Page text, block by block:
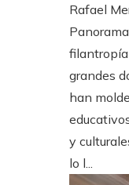
Rafael
filantropía
grandes
han
y
lo l...